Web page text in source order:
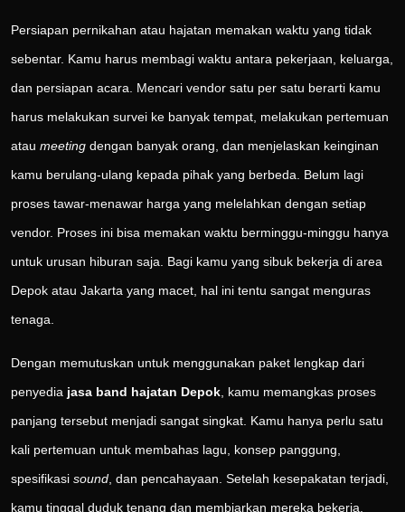
Persiapan pernikahan atau hajatan memakan waktu yang tidak
sebentar. Kamu harus membagi waktu antara pekerjaan, keluarga,
dan persiapan acara. Mencari vendor satu per satu berarti kamu
harus melakukan survei ke banyak tempat, melakukan pertemuan
atau meeting dengan banyak orang, dan menjelaskan keinginan
kamu berulang-ulang kepada pihak yang berbeda. Belum lagi
proses tawar-menawar harga yang melelahkan dengan setiap
vendor. Proses ini bisa memakan waktu berminggu-minggu hanya
untuk urusan hiburan saja. Bagi kamu yang sibuk bekerja di area
Depok atau Jakarta yang macet, hal ini tentu sangat menguras
tenaga.
Dengan memutuskan untuk menggunakan paket lengkap dari
penyedia jasa band hajatan Depok , kamu memangkas proses
panjang tersebut menjadi sangat singkat. Kamu hanya perlu satu
kali pertemuan untuk membahas lagu, konsep panggung,
spesifikasi sound , dan pencahayaan. Setelah kesepakatan terjadi,
kamu tinggal duduk tenang dan membiarkan mereka bekerja.